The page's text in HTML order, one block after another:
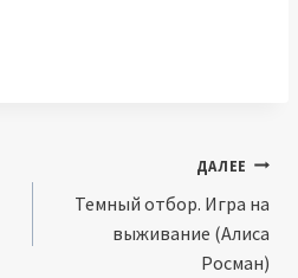
ДАЛЕЕ
Темный отбор. Игра на
выживание (Алиса
Росман)